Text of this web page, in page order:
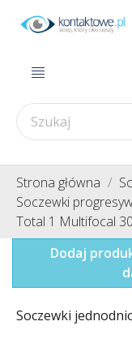
Strona główna
Soczewki
Total 1 Multifocal
Dodaj
Soczewki